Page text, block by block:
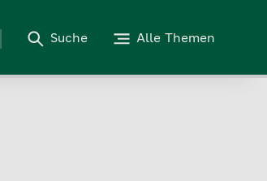
Suche Alle Themen